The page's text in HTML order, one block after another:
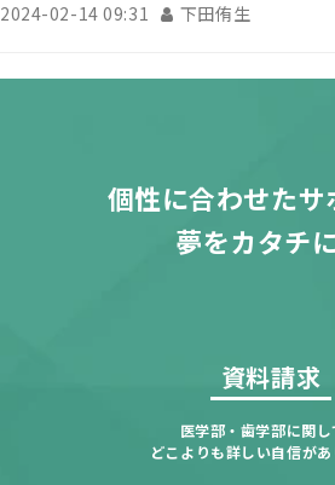
2024-02-14 09:31 下田侑生
個性に合わせたサ
夢をカタチに
資料請求
医学部・歯学部に関
どこよりも詳しい自信があ